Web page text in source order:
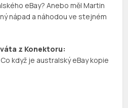
eBay? Anebo měl Martin
nápad a náhodou ve stejném
z Konektoru:
když je australský eBay kopie